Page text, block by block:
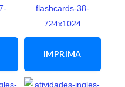
IMPRIMA